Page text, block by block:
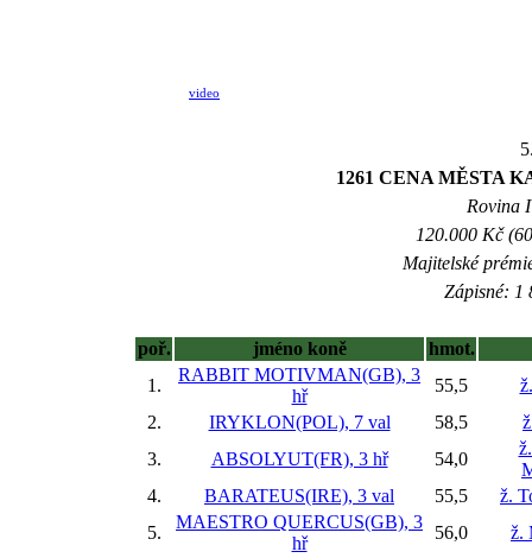
video
1261 CENA MĚSTA
Rovina
120.000 Kč
Majitelské
Zápisné: 1
poř. jméno koně
hmot.
1.
RABBIT MOTIVMAN(GB), 3
hř
55,5
2.
IRYKLON(POL), 7 val 58,5
3.
ABSOLYUT(FR), 3 hř 54,0
4.
BARATEUS(IRE), 3 val 55,5
ž.
5.
MAESTRO QUERCUS(GB), 3
hř
56,0
ž.